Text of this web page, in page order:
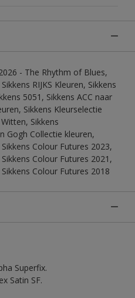
- The Rhythm of Blues,
RIJKS Kleuren, Sikkens
5051, Sikkens ACC naar
Sikkens Kleurselectie
Sikkens
Gogh Collectie kleuren,
Colour Futures 2023,
Colour Futures 2021,
Colour Futures 2018
Superfix.
Satin SF.